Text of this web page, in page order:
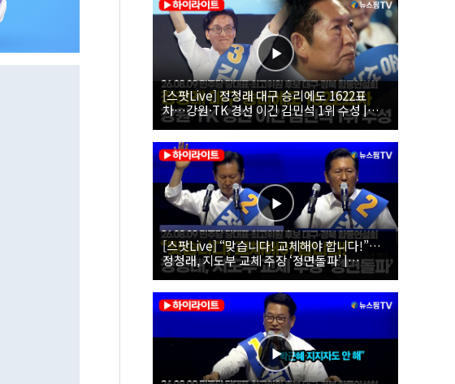
[스팟Live] 정청래 대구 승리에도 1622표
차…강원·TK 경선 이긴 김민석 1위 수성 |
26.08.09 더불어민주당 당대표·최고위원 후
보 대구·경북 합동연설회
[스팟Live] “맞습니다! 교체해야 합니다!”…
정청래, 지도부 교체 주장 ‘정면돌파’ |
26.08.09 더불어민주당 당대표·최고위원 후
보 대구·경북 합동연설회